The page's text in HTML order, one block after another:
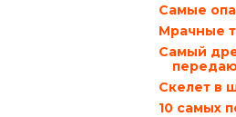
Самые
Мрачные
Самый
Скелет в
10 самых